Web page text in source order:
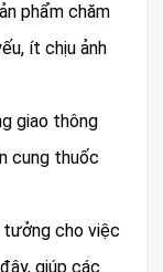
phẩm chăm
ít chịu ảnh
giao thông
cung thuốc
tưởng cho việc
giúp các